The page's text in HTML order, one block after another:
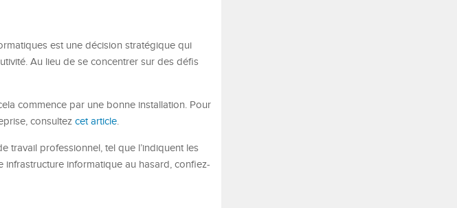
est une décision stratégique qui
Au lieu de se concentrer sur des défis
commence par une bonne installation. Pour
consultez cet article.
travail professionnel, tel que l’indiquent les
infrastructure informatique au hasard, confiez-